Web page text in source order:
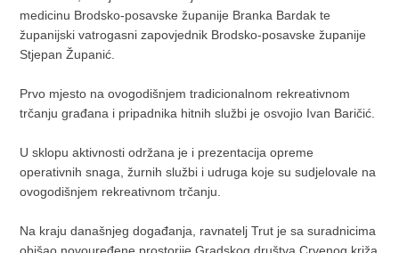
medicinu Brodsko-posavske županije Branka Bardak te
županijski vatrogasni zapovjednik Brodsko-posavske županije
Stjepan Županić.
Prvo mjesto na ovogodišnjem tradicionalnom rekreativnom
trčanju građana i pripadnika hitnih službi je osvojio Ivan Baričić.
U sklopu aktivnosti održana je i prezentacija opreme
operativnih snaga, žurnih službi i udruga koje su sudjelovale na
ovogodišnjem rekreativnom trčanju.
Na kraju današnjeg događanja, ravnatelj Trut je sa suradnicima